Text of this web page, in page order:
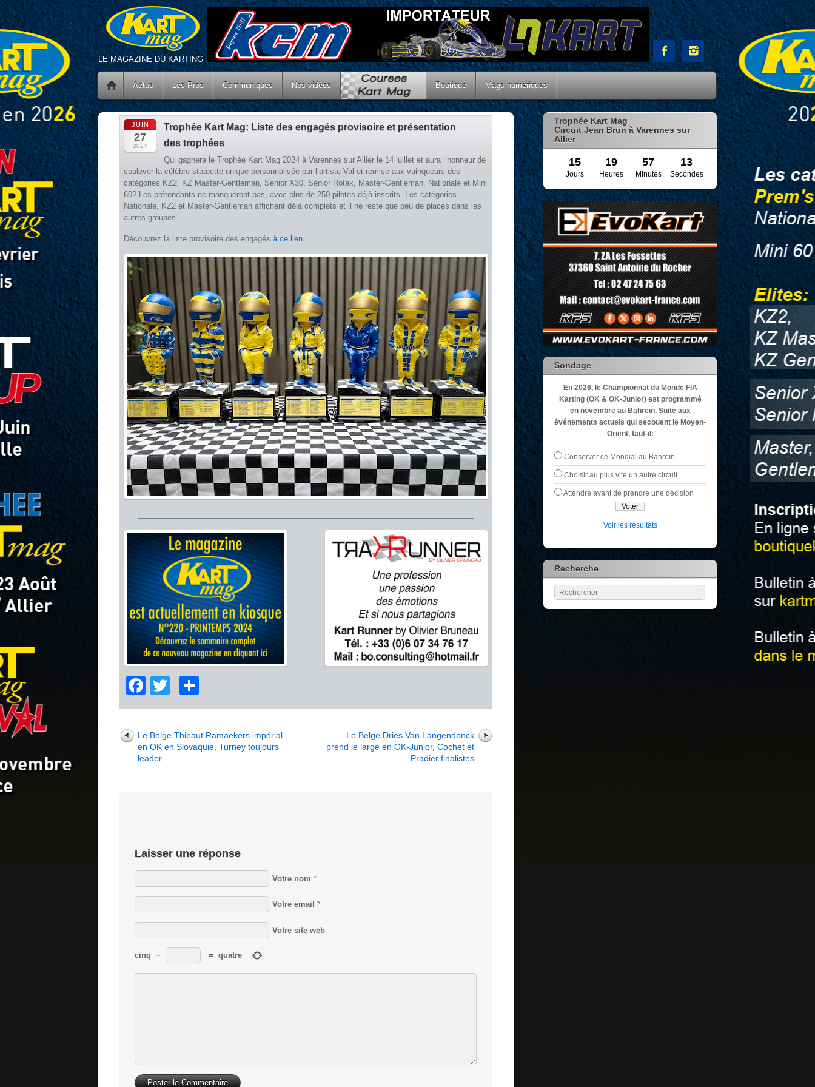
LE MAGAZINE DU KARTING
 
Actus Les Pros Communiqués Nos vidéos Boutique Mags numériques
JUIN
27
2024
Trophée Kart Mag: Liste des engagés provisoire et présentation
des trophées
Qui gagnera le Trophée Kart Mag 2024 à Varennes sur Allier le 14 juillet et aura l’honneur de
soulever la célèbre statuette unique personnalisée par l’artiste Val et remise aux vainqueurs des
catégories KZ2, KZ Master-Gentleman, Senior X30, Sénior Rotax, Master-Gentleman, Nationale et Mini
60? Les prétendants ne manqueront pas, avec plus de 250 pilotes déjà inscrits. Les catégories
Nationale, KZ2 et Master-Gentleman affichent déjà complets et il ne reste que peu de places dans les
autres groupes.
Découvrez la liste provisoire des engagés à ce lien
Facebook
Twitter
Le Belge Thibaut Ramaekers impérial
en OK en Slovaquie, Turney toujours
leader
Le Belge Dries Van Langendonck
prend le large en OK-Junior, Cochet et
Pradier finalistes
Laisser une réponse
Votre nom *
Votre email *
Votre site web
cinq − = quatre
Trophée Kart Mag
Circuit Jean Brun à Varennes sur
Allier
15 19 57 12
Jours Heures Minutes Secondes
Sondage
En 2026, le Championnat du Monde FIA
Karting (OK & OK-Junior) est programmé
en novembre au Bahreïn. Suite aux
événements actuels qui secouent le Moyen-
Orient, faut-il:
Conserver ce Mondial au Bahreïn
Choisir au plus vite un autre circuit
Attendre avant de prendre une décision
Voir les résultats
Recherche